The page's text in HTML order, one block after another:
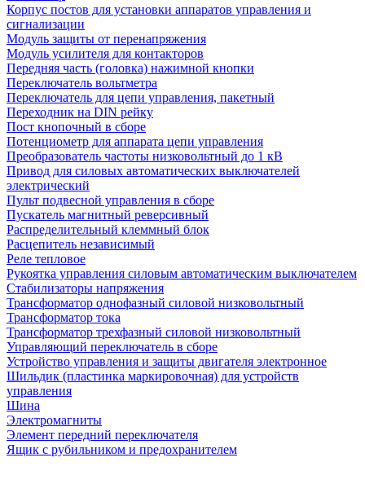
Корпус постов для установки аппаратов управления и
сигнализации
Модуль защиты от перенапряжения
Модуль усилителя для контакторов
Передняя часть (головка) нажимной кнопки
Переключатель вольтметра
Переключатель для цепи управления, пакетный
Переходник на DIN рейку
Пост кнопочный в сборе
Потенциометр для аппарата цепи управления
Преобразователь частоты низковольтный до 1 кВ
Привод для силовых автоматических выключателей
электрический
Пульт подвесной управления в сборе
Пускатель магнитный реверсивный
Распределительный клеммный блок
Расцепитель независимый
Реле тепловое
Рукоятка управления силовым автоматическим выключателем
Стабилизаторы напряжения
Трансформатор однофазный силовой низковольтный
Трансформатор тока
Трансформатор трехфазный силовой низковольтный
Управляющий переключатель в сборе
Устройство управления и защиты двигателя электронное
Шильдик (пластинка маркировочная) для устройств
управления
Шина
Электромагниты
Элемент передний переключателя
Ящик с рубильником и предохранителем